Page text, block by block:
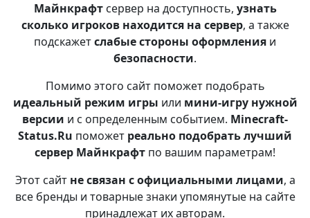
Майнкрафтсервер на доступность, узнать
сколько игроков находится на сервер, а также
подскажетслабые стороны оформления и
безопасности.
Помимо этого сайт поможет подобрать
идеальный режим игры или мини-игру нужной
версии и с определенным событием. Minecraft-
Status.Ru поможет реально подобрать лучший
сервер Майнкрафт по вашим параметрам!
Этот сайт не связан с официальными лицами, а
все бренды и товарные знаки упомянутые на сайте
принадлежат их авторам.